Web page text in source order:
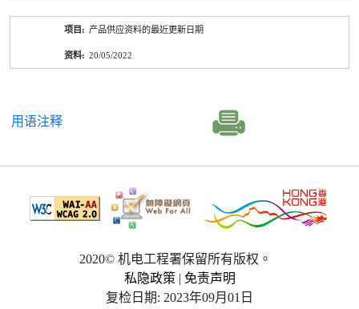
产品供应资料的最近更新日期
20/05/2022
用语注释
2020© 机电工程署保留所有版权。
私隐政策 | 免责声明
复检日期: 2023年09月01日